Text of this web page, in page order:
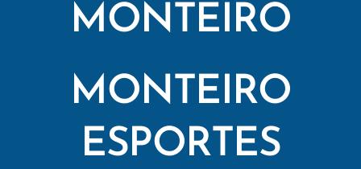
MONTEIRO
MONTEIRO
ESPORTES